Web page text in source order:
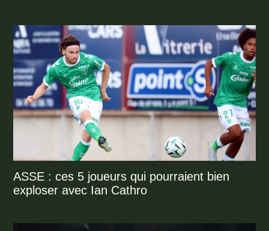
ASSE : ces 5 joueurs qui pourraient bien
exploser avec Ian Cathro